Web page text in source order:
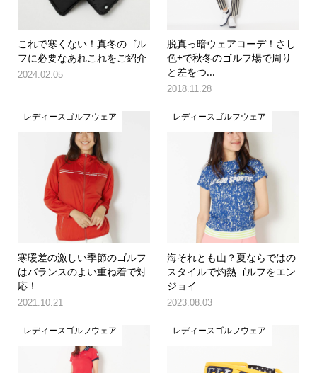
これで寒くない！真冬のゴル
フに必要なあれこれをご紹介
2024.02.05
脱真っ暗ウェアコーデ！さし
色+で秋冬のゴルフ場で周り
と差をつ...
2018.11.28
レディースゴルフウェア
寒暖差の激しい季節のゴルフ
はバランスのよい重ね着で対
応！
2021.10.21
レディースゴルフウェア
海それとも山？夏ならではの
スタイルで灼熱ゴルフをエン
ジョイ
2023.08.03
レディースゴルフウェア レディースゴルフウェア